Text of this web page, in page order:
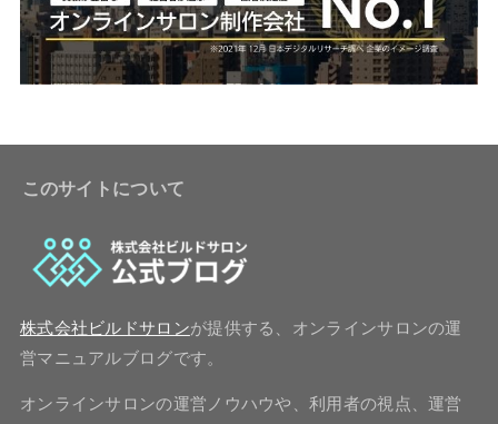
このサイトについて
株式会社ビルドサロンが提供する、オンラインサロンの運
営マニュアルブログです。
オンラインサロンの運営ノウハウや、利用者の視点、運営